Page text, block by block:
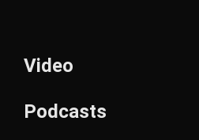
Video
Podcasts